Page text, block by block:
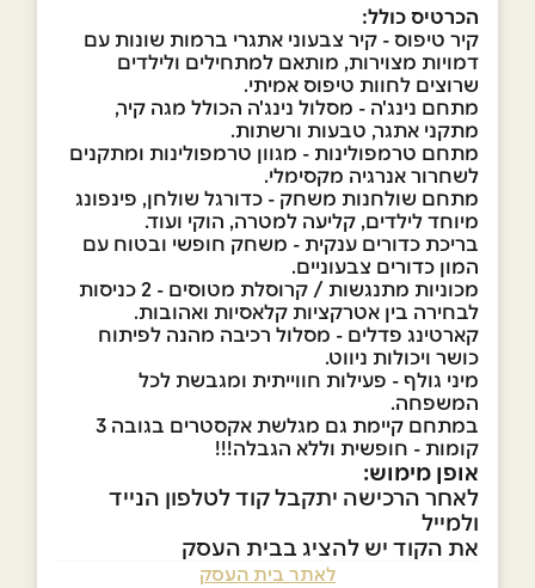
הכרטיס כולל:
קיר טיפוס - קיר צבעוני אתגרי ברמות שונות עם
דמויות מצוירות, מותאם למתחילים ולילדים
שרוצים לחוות טיפוס אמיתי.
מתחם נינג'ה - מסלול נינג'ה הכולל מגה קיר,
מתקני אתגר, טבעות ורשתות.
מתחם טרמפולינות - מגוון טרמפולינות ומתקנים
לשחרור אנרגיה מקסימלי.
מתחם שולחנות משחק - כדורגל שולחן, פינפונג
מיוחד לילדים, קליעה למטרה, הוקי ועוד.
בריכת כדורים ענקית - משחק חופשי ובטוח עם
המון כדורים צבעוניים.
מכוניות מתנגשות / קרוסלת מטוסים - 2 כניסות
לבחירה בין אטרקציות קלאסיות ואהובות.
קארטינג פדלים - מסלול רכיבה מהנה לפיתוח
כושר ויכולות ניווט.
מיני גולף - פעילות חווייתית ומגבשת לכל
המשפחה.
במתחם קיימת גם מגלשת אקסטרים בגובה 3
קומות - חופשית וללא הגבלה!!!
אופן מימוש:
לאחר הרכישה יתקבל קוד לטלפון הנייד
ולמייל
את הקוד יש להציג בבית העסק
לאתר בית העסק